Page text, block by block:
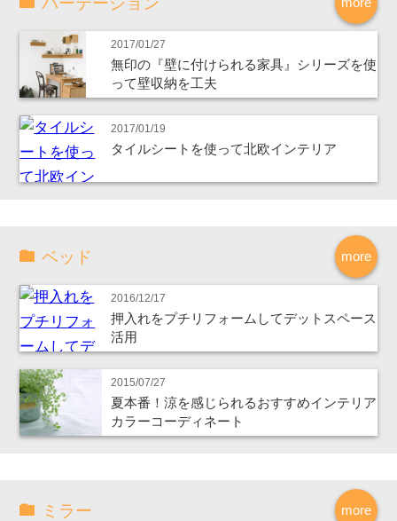
2017/01/27
無印の『壁に付けられる家具』シリーズを使
って壁収納を工夫
2017/01/19
タイルシートを使って北欧インテリア
more
ベッド
2016/12/17
押入れをプチリフォームしてデットスペース
活用
2015/07/27
夏本番！涼を感じられるおすすめインテリア
カラーコーディネート
more
ミラー